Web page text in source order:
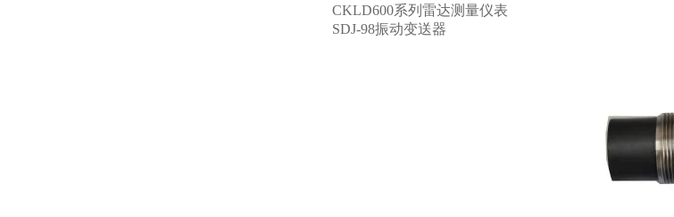
CKLD600系列雷达测量仪表
SDJ-98振动变送器